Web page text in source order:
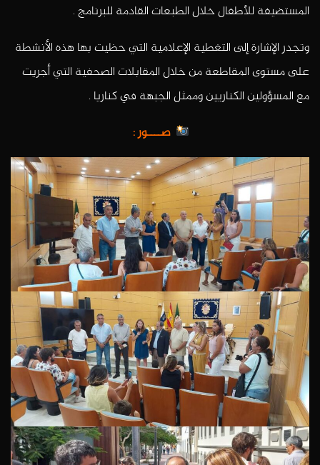
المستضيفة للأطفال خلال الطبعات القادمة للبرنامج .
وتجدر الإشارة إلى التغطية الإعلامية التي حظيت بها هذه الأنشطة
على مستوى المقاطعة من خلال المقابلات الصحفية التي أجريت
مع المسؤولين الكناريين وممثل الجبهة في كناريا .
صــــور :